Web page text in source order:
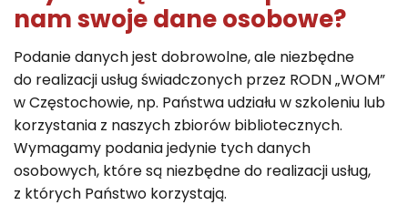
nam swoje dane osobowe?
Podanie danych jest dobrowolne, ale niezbędne
do realizacji usług świadczonych przez RODN „WOM”
w Częstochowie, np. Państwa udziału w szkoleniu lub
korzystania z naszych zbiorów bibliotecznych.
Wymagamy podania jedynie tych danych
osobowych, które są niezbędne do realizacji usług,
z których Państwo korzystają.